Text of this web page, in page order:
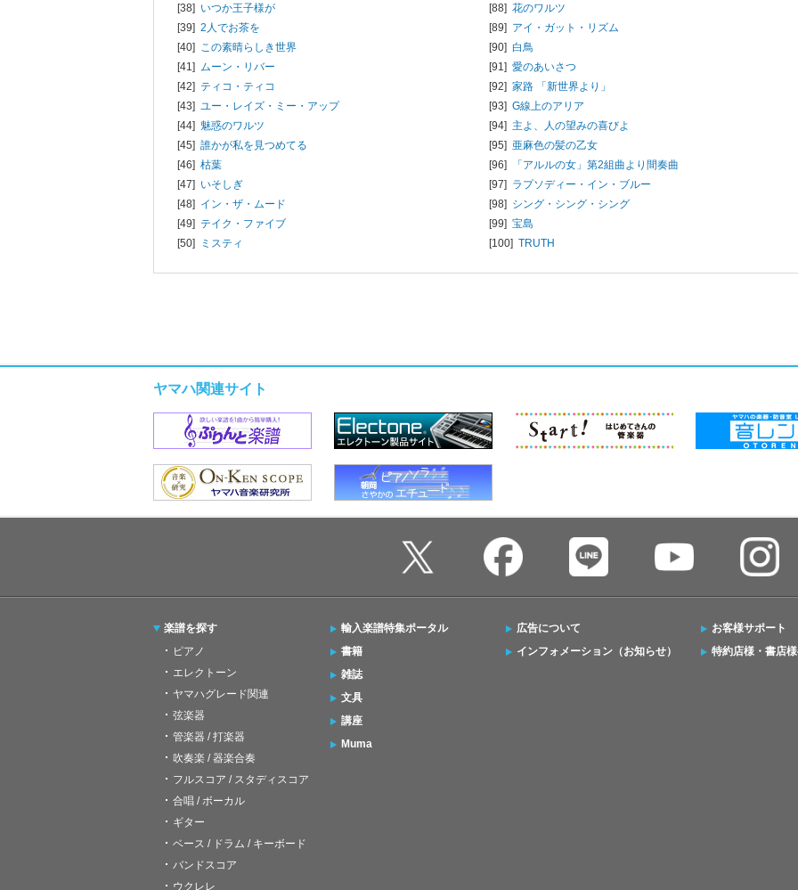
[38] いつか王子様が
[39] 2人でお茶を
[40] この素晴らしき世界
[41] ムーン・リバー
[42] ティコ・ティコ
[43] ユー・レイズ・ミー・アップ
[44] 魅惑のワルツ
[45] 誰かが私を見つめてる
[46] 枯葉
[47] いそしぎ
[48] イン・ザ・ムード
[49] テイク・ファイブ
[50]
ミスティ
[88] 花のワルツ
[89] アイ・ガット・リズム
[90] 白鳥
[91] 愛のあいさつ
[92] 家路 「新世界より」
[93] G線上のアリア
[94] 主よ、人の望みの喜びよ
[95] 亜麻色の髪の乙女
[96]
「アルルの女」第2組曲より間奏曲
[97] ラプソディー・イン・ブルー
[98] シング・シング・シング
[99] 宝島
[100] TRUTH
ヤマハ関連サイト
楽譜を探す
ピアノ
エレクトーン
ヤマハグレード関連
弦楽器
管楽器 / 打楽器
吹奏楽 / 器楽合奏
フルスコア / スタディスコア
合唱 / ボーカル
ギター
ベース / ドラム / キーボード
バンドスコア
ウクレレ
輸入楽譜特集ポータル
書籍
雑誌
文具
講座
Muma
広告について
インフォメーション（お知らせ）
お客様サポート
特約店様・書店